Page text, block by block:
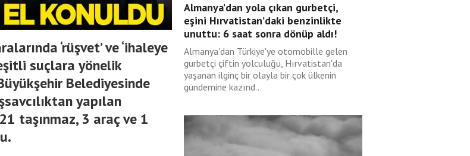
‘rüşvet’ ve ‘ihaleye
suçlara yönelik
Belediyesinde
yapılan
taşınmaz, 3 araç ve 1
Almanya’dan yola çıkan gurbetçi,
eşini Hırvatistan’daki benzinlikte
unuttu: 6 saat sonra dönüp aldı!
Almanya'dan Türkiye'ye otomobille gelen
gurbetçi çiftin yolculuğu, Hırvatistan'da
yaşanan ilginç bir olayla bir çok ülkenin
gündemine kazınd..